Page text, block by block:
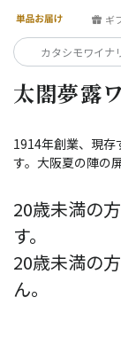
太閤夢露
ギ
1914年創業、現存
す。大阪夏の陣の
20歳未満の
す。
20歳未満の
ん。
カタシモワイナ